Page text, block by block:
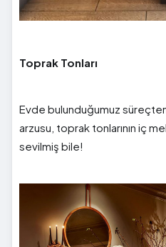
Toprak Tonları
Evde bulunduğumuz süreçten
arzusu, toprak tonlarının iç
sevilmiş bile!